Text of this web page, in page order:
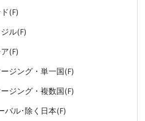
(F)
ル(F)
(F)
ジング・単一国(F)
ジング・複数国(F)
バル･除く日本(F)